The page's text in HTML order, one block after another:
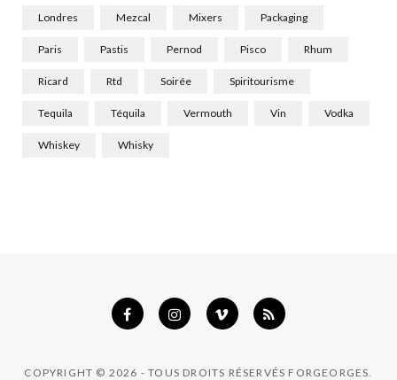
Londres Mezcal Mixers Packaging
Paris Pastis Pernod Pisco Rhum
Ricard Rtd Soirée Spiritourisme
Tequila Téquila Vermouth Vin Vodka
Whiskey Whisky
COPYRIGHT © 2026 - TOUS DROITS RÉSERVÉS FORGEORGES.